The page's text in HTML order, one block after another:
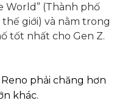
World” (Thành phố
giới) và nằm trong
tốt nhất cho Gen Z.
phải chăng hơn
khác.